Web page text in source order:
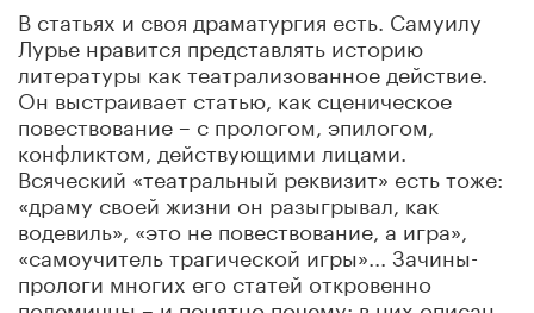
В статьях и своя драматургия есть. Самуилу
Лурье нравится представлять историю
литературы как театрализованное действие.
Он выстраивает статью, как сценическое
повествование – с прологом, эпилогом,
конфликтом, действующими лицами.
Всяческий «театральный реквизит» есть тоже:
«драму своей жизни он разыгрывал, как
водевиль», «это не повествование, а игра»,
«самоучитель трагической игры»... Зачины-
прологи многих его статей откровенно